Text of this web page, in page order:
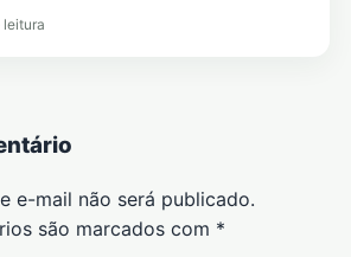
leitura
e-mail não será publicado.
são marcados com *